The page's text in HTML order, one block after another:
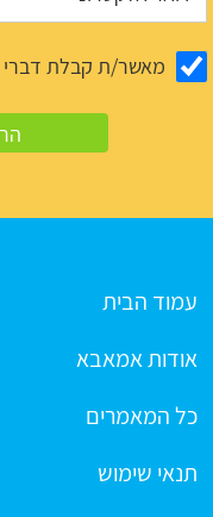
מאשר/ת קבלת דברי
עמוד הבית
אודות אמאבא
כל המאמרים
תנאי שימוש